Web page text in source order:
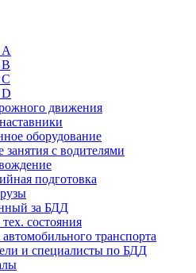
А
В
С
движения
оборудование
с водителями
подготовка
за БДД
состояния
транспорта
и специалисты по БДД